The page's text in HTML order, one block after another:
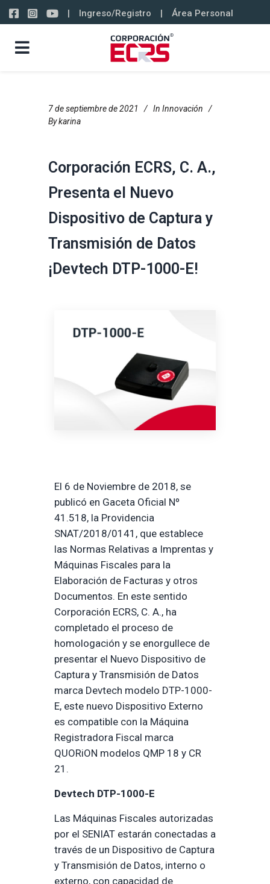
| Ingreso/Registro | Área Personal
7 de septiembre de 2021 In Innovación
Bykarina
Corporación ECRS, C. A.,
Presenta el Nuevo
Dispositivo de Captura y
Transmisión de Datos
¡Devtech DTP-1000-E!
El 6 de Noviembre de 2018, se
publicó en Gaceta Oficial Nº
41.518, la Providencia
SNAT/2018/0141, que establece
las Normas Relativas a Imprentas y
Máquinas Fiscales para la
Elaboración de Facturas y otros
Documentos. En este sentido
Corporación ECRS, C. A., ha
completado el proceso de
homologación y se enorgullece de
presentar el Nuevo Dispositivo de
Captura y Transmisión de Datos
marca Devtech modelo DTP-1000-
E, este nuevo Dispositivo Externo
es compatible con la Máquina
Registradora Fiscal marca
QUORiON modelos QMP 18 y CR
21.
Devtech DTP-1000-E
Las Máquinas Fiscales autorizadas
por el SENIAT estarán conectadas a
través de un Dispositivo de Captura
y Transmisión de Datos, interno o
externo, con capacidad de